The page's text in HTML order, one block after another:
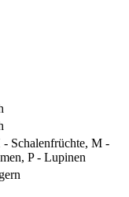
Schalenfrüchte, M -
P - Lupinen